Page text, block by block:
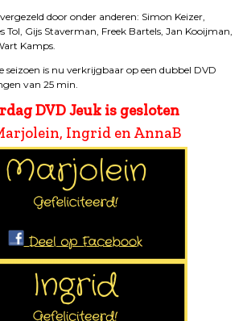
door onder anderen: Simon Keizer,
Tol, Gijs Staverman, Freek Bartels, Jan Kooijman,
Kamps.
seizoen is nu verkrijgbaar op een dubbel DVD
van 25 min.
DVD Jeuk is gesloten
Ingrid en AnnaB